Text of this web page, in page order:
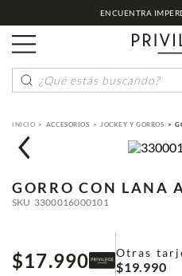
ENCUENTRA
¿Qué estás buscando?
ACCESORIOS JOCKEY Y GORROS
GORRO CON LANA
SKU 3300016000101
$17.990 Otras
$19.990